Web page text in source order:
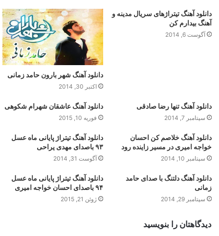
دانلود آهنگ تیتراژهای سریال مدینه و
آهنگ بیدارم کن
آگوست 6, 2014
دانلود آهنگ شهر بارون حامد زمانی
اکتبر 30, 2014
دانلود آهنگ تنها رضا صادقی
سپتامبر 7, 2014
دانلود آهنگ عاشقان شهرام شکوهی
فوریه 10, 2015
دانلود آهنگ خلاصم کن احسان
خواجه امیری در مسیر زاینده رود
سپتامبر 10, 2014
دانلود آهنگ تیتراژ پایانی ماه عسل
۹۳ باصدای مهدی یراحی
آگوست 31, 2014
دانلود آهنگ دلتنگ با صدای حامد
زمانی
سپتامبر 29, 2014
دانلود آهنگ تیتراژ پایانی ماه عسل
۹۴ باصدای احسان خواجه امیری
ژوئن 21, 2015
دیدگاهتان را بنویسید